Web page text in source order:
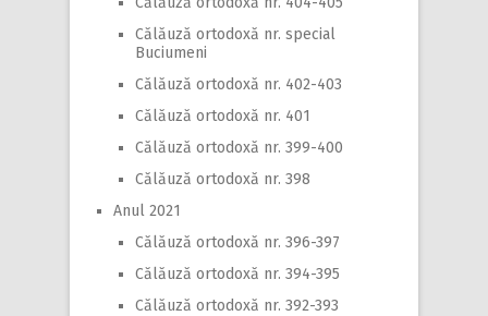
Călăuză ortodoxă nr. special
Buciumeni
Călăuză ortodoxă nr. 402-403
Călăuză ortodoxă nr. 401
Călăuză ortodoxă nr. 399-400
Călăuză ortodoxă nr. 398
Anul 2021
Călăuză ortodoxă nr. 396-397
Călăuză ortodoxă nr. 394-395
Călăuză ortodoxă nr. 392-393